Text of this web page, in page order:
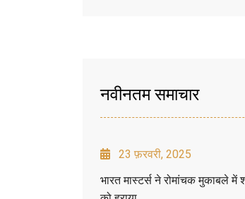
नवीनतम समाचार
23 फ़रवरी, 2025
भारत मास्टर्स ने रोमांचक मुकाबले में